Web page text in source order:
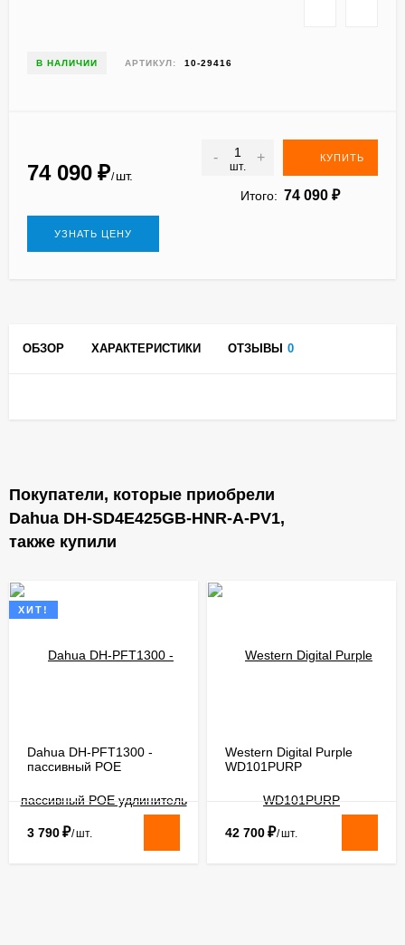
В НАЛИЧИИ АРТИКУЛ: 10-29416
74 090 ₽/ шт.
-
шт.
+ КУПИТЬ
Итого: 74 090 ₽
УЗНАТЬ ЦЕНУ
ОБЗОР ХАРАКТЕРИСТИКИ ОТЗЫВЫ 0
Покупатели, которые приобрели
Dahua DH-SD4E425GB-HNR-A-PV1,
также купили
ХИТ!
Dahua DH-PFT1300 -
пассивный РОЕ
3 790₽/шт.
Western Digital Purple
WD101PURP
42 700₽/шт.